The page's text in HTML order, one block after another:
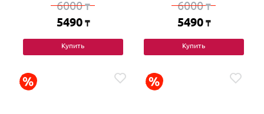
6000₸
5490 ₸
Купить
6000₸
5490 ₸
Купить